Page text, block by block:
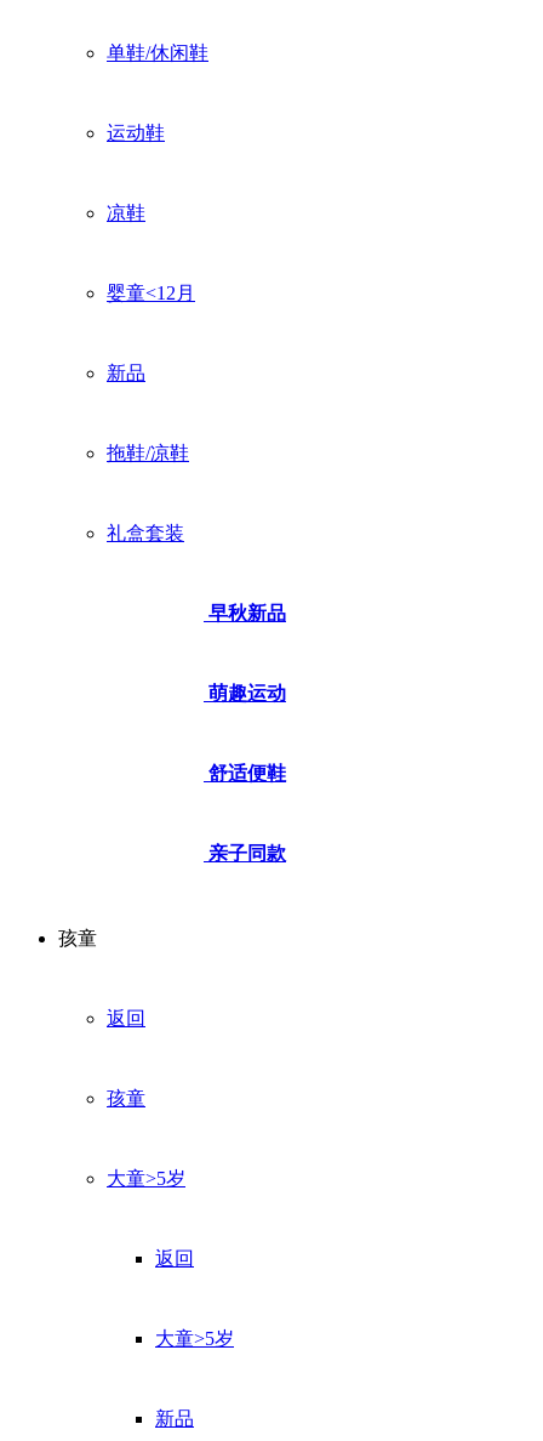
单鞋/休闲鞋
运动鞋
凉鞋
婴童<12月
新品
拖鞋/凉鞋
礼盒套装
早秋新品
萌趣运动
舒适便鞋
亲子同款
孩童
返回
孩童
大童>5岁
返回
大童>5岁
新品